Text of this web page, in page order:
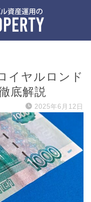
イヤルロンド
底解説
2025年6月12日